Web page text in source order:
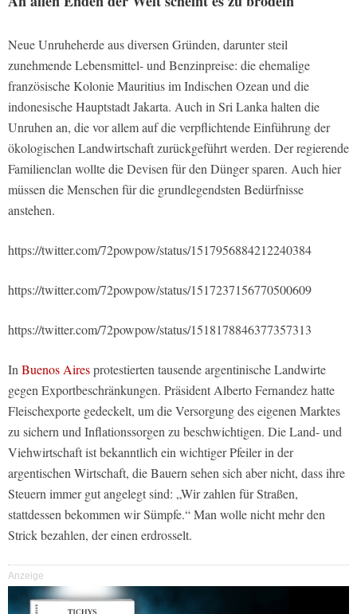
Neue Unruheherde aus diversen Gründen, darunter steil
zunehmende Lebensmittel- und Benzinpreise: die ehemalige
französische Kolonie Mauritius im Indischen Ozean und die
indonesische Hauptstadt Jakarta. Auch in Sri Lanka halten die
Unruhen an, die vor allem auf die verpflichtende Einführung der
ökologischen Landwirtschaft zurückgeführt werden. Der regierende
Familienclan wollte die Devisen für den Dünger sparen. Auch hier
müssen die Menschen für die grundlegendsten Bedürfnisse
anstehen.
https://twitter.com/72powpow/status/1517956884212240384
https://twitter.com/72powpow/status/1517237156770500609
https://twitter.com/72powpow/status/1518178846377357313
InBuenos Airesprotestierten tausende argentinische Landwirte
gegen Exportbeschränkungen. Präsident Alberto Fernandez hatte
Fleischexporte gedeckelt, um die Versorgung des eigenen Marktes
zu sichern und Inflationssorgen zu beschwichtigen. Die Land- und
Viehwirtschaft ist bekanntlich ein wichtiger Pfeiler in der
argentischen Wirtschaft, die Bauern sehen sich aber nicht, dass ihre
Steuern immer gut angelegt sind: „Wir zahlen für Straßen,
stattdessen bekommen wir Sümpfe.“ Man wolle nicht mehr den
Strick bezahlen, der einen erdrosselt.
Anzeige